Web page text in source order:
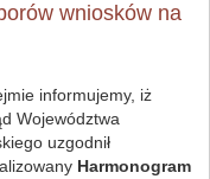
wniosków na
informujemy, iż
Województwa
uzgodnił
Harmonogram